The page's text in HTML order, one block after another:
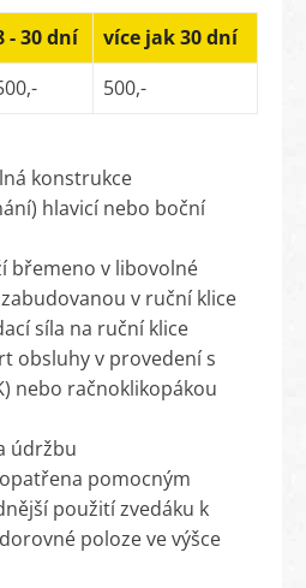
- 30 dní
více jak 30 dní
500,-
konstrukce
hlavicí nebo boční
břemeno v libovolné
v ruční klice
síla na ruční klice
obsluhy v provedení s
nebo račnoklikopákou
údržbu
pomocným
použití zvedáku k
poloze ve výšce